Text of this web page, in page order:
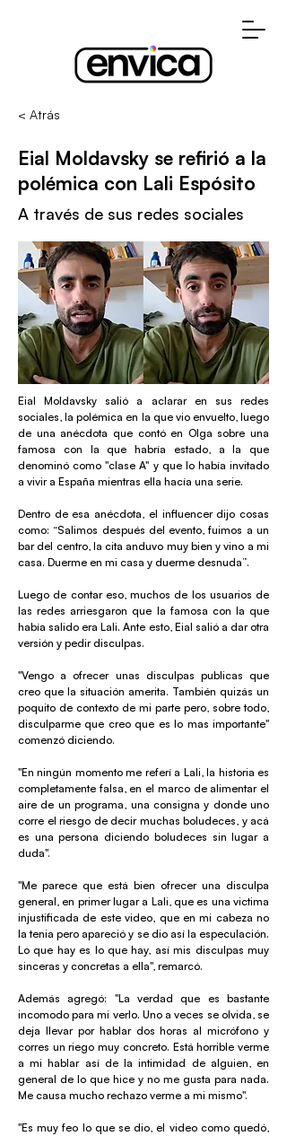
< Atrás
Eial Moldavsky se refirió a la
polémica con Lali Espósito
A través de sus redes sociales
Eial Moldavsky salió a aclarar en sus redes
sociales, la polémica en la que vio envuelto, luego
de una anécdota que contó en Olga sobre una
famosa con la que habría estado, a la que
denominó como "clase A" y que lo había invitado
a vivir a España mientras ella hacía una serie.
Dentro de esa anécdota, el influencer dijo cosas
como: “Salimos después del evento, fuimos a un
bar del centro, la cita anduvo muy bien y vino a mi
casa. Duerme en mi casa y duerme desnuda”.
Luego de contar eso, muchos de los usuarios de
las redes arriesgaron que la famosa con la que
había salido era Lali. Ante esto, Eial salió a dar otra
versión y pedir disculpas.
"Vengo a ofrecer unas disculpas publicas que
creo que la situación amerita. También quizás un
poquito de contexto de mi parte pero, sobre todo,
disculparme que creo que es lo mas importante"
comenzó diciendo.
"En ningún momento me referí a Lali, la historia es
completamente falsa, en el marco de alimentar el
aire de un programa, una consigna y donde uno
corre el riesgo de decir muchas boludeces, y acá
es una persona diciendo boludeces sin lugar a
duda".
"Me parece que está bien ofrecer una disculpa
general, en primer lugar a Lali, que es una victima
injustificada de este video, que en mi cabeza no
la tenia pero apareció y se dio así la especulación.
Lo que hay es lo que hay, así mis disculpas muy
sinceras y concretas a ella", remarcó.
Además agregó: "La verdad que es bastante
incomodo para mi verlo. Uno a veces se olvida, se
deja llevar por hablar dos horas al micrófono y
corres un riego muy concreto. Está horrible verme
a mi hablar así de la intimidad de alguien, en
general de lo que hice y no me gusta para nada.
Me causa mucho rechazo verme a mi mismo".
"Es muy feo lo que se dio, el video como quedó,